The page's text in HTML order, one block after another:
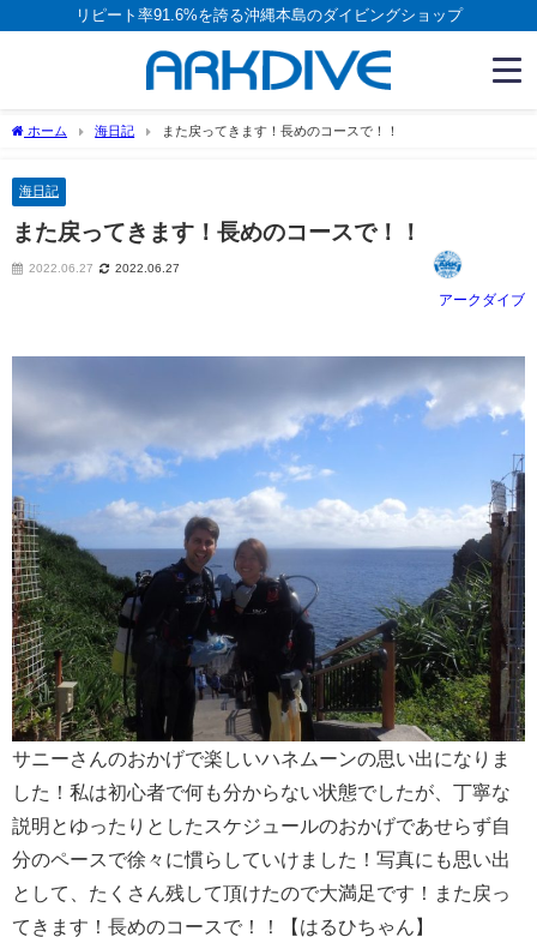
リピート率91.6%を誇る沖縄本島のダイビングショップ
ホーム 海日記 また戻ってきます！長めのコースで！！
海日記
また戻ってきます！長めのコースで！！
2022.06.27 2022.06.27
アークダイブ
サニーさんのおかげで楽しいハネムーンの思い出になりま
した！私は初心者で何も分からない状態でしたが、丁寧な
説明とゆったりとしたスケジュールのおかげであせらず自
分のペースで徐々に慣らしていけました！写真にも思い出
として、たくさん残して頂けたので大満足です！また戻っ
てきます！長めのコースで！！【はるひちゃん】